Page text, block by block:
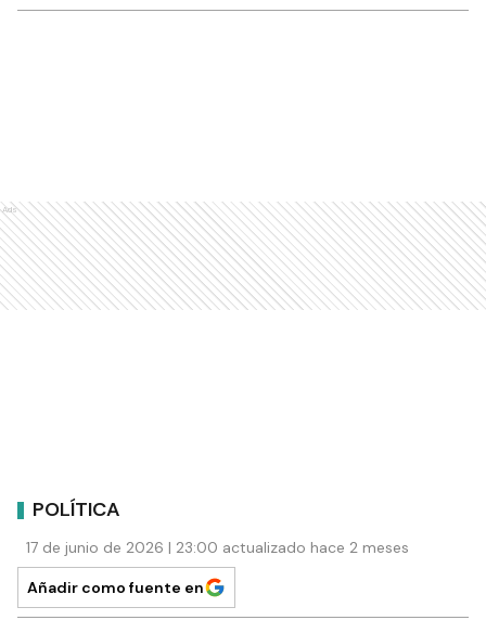
Ads
POLÍTICA
17 de junio de 2026 | 23:00 actualizado hace 2 meses
Añadir como fuente en